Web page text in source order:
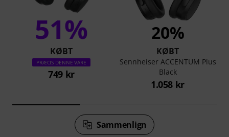
51%
KØBT
PRÆCIS DENNE VARE
749 kr
20%
KØBT
Sennheiser ACCENTUM Plus
Black
1.058 kr
Sammenlign